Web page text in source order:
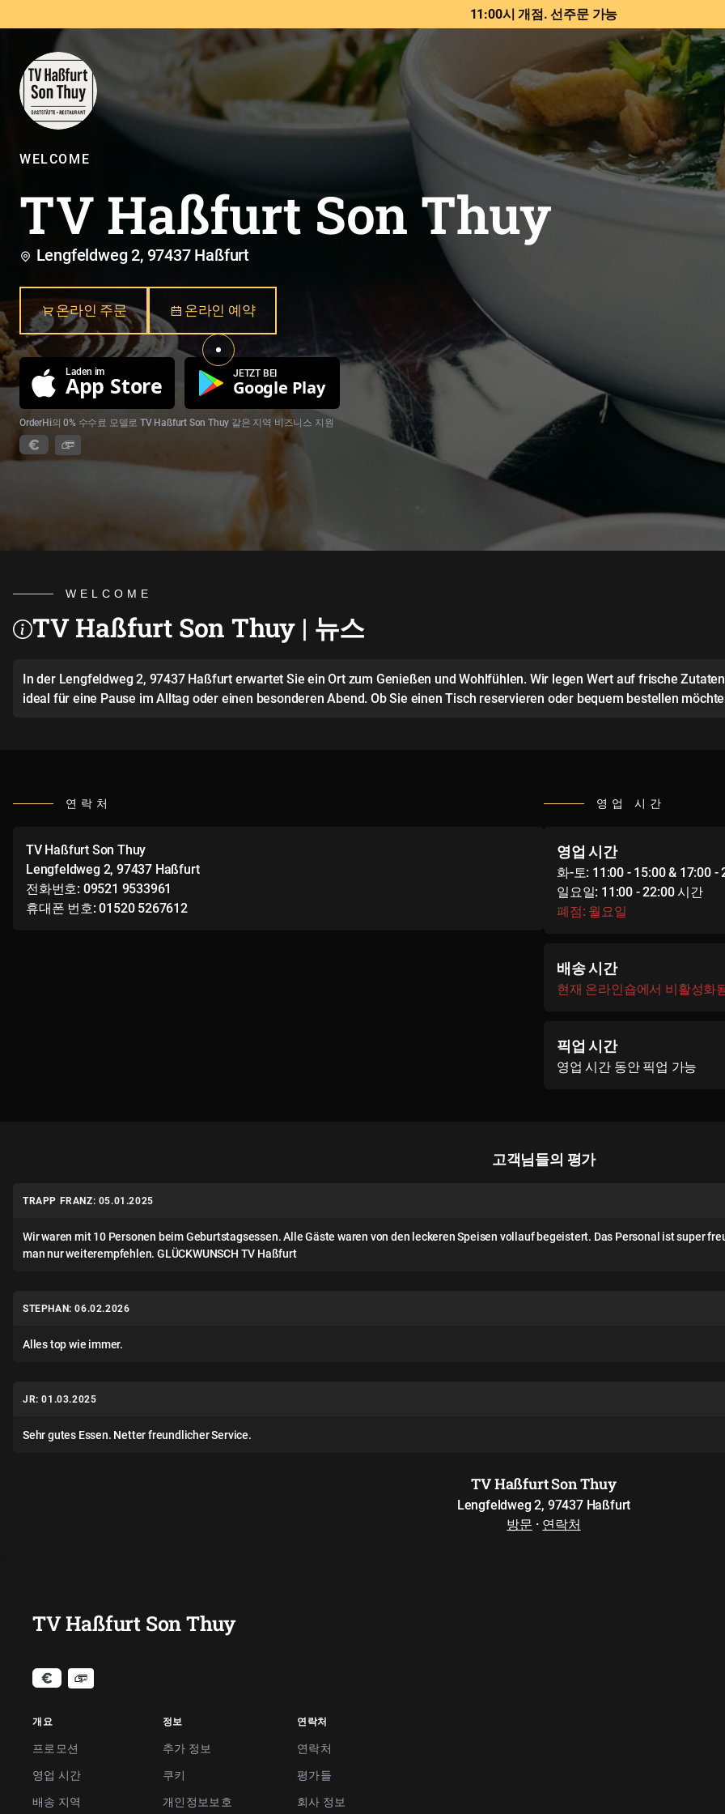
11:00시 개점. 선주문 가능
WELCOME
TV Haßfurt Son Thuy
Lengfeldweg 2, 97437 Haßfurt
온라인 주문 온라인 예약
Laden im
App Store JETZT BEI
Google Play
OrderHi의 0% 수수료 모델로 TV Haßfurt Son Thuy 같은 지역 비즈니스 지원
WELCOME
TV Haßfurt Son Thuy | 뉴스
In der Lengfeldweg 2, 97437 Haßfurt erwartet Sie ein Ort zum Genießen und Wohlfühlen. Wir legen Wert auf frische
ideal für eine Pause im Alltag oder einen besonderen Abend. Ob Sie einen Tisch reservieren oder bequem bestellen
연락처
TV Haßfurt Son Thuy
Lengfeldweg 2, 97437 Haßfurt
전화번호: 09521 9533961
휴대폰 번호: 01520 5267612
영업 시간
영업 시간
화-토: 11:00 - 15:00 & 17:00 -
일요일: 11:00 - 22:00 시간
폐점: 월요일
배송 시간
현재 온라인숍에서 비활성화
픽업 시간
영업 시간 동안 픽업 가능
고객님들의 평가
TRAPP FRANZ: 05.01.2025
Wir waren mit 10 Personen beim Geburtstagsessen. Alle Gäste waren von den leckeren Speisen vollauf begeistert. Das Personal ist super
man nur weiterempfehlen. GLÜCKWUNSCH TV Haßfurt
STEPHAN: 06.02.2026
Alles top wie immer.
JR: 01.03.2025
Sehr gutes Essen. Netter freundlicher Service.
TV Haßfurt Son Thuy
Lengfeldweg 2, 97437 Haßfurt
방문 · 연락처
TV Haßfurt Son Thuy
개요
프로모션
영업 시간
배송 지역
정보
추가 정보
쿠키
개인정보보호
연락처
연락처
평가들
회사 정보